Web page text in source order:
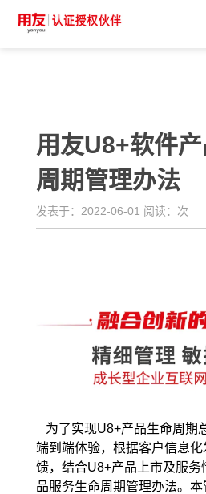
用友U8+软件
周期管理办法
发表于：2022-06-01 阅读： 次
为了实现U8+产品生命周期
端到端体验，根据客户信息
馈，结合U8+产品上市及服务
品服务生命周期管理办法。